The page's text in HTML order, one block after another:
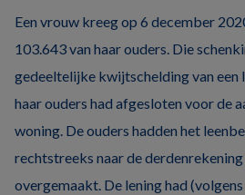
Een vrouw kreeg op 6 december
103.643 van haar ouders. Die
gedeeltelijke kwijtschelding van een
haar ouders had afgesloten voor de
woning. De ouders hadden het
rechtstreeks naar de
overgemaakt. De lening had